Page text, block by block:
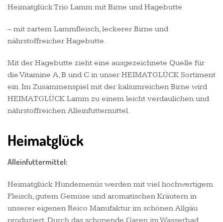
Heimatglück Trio Lamm mit Birne und Hagebutte
– mit zartem Lammfleisch, leckerer Birne und
nährstoffreicher Hagebutte.
Mit der Hagebutte zieht eine ausgezeichnete Quelle für
die Vitamine A, B und C in unser HEIMATGLÜCK Sortiment
ein. Im Zusammenspiel mit der kaliumreichen Birne wird
HEIMATGLÜCK Lamm zu einem leicht verdaulichen und
nährstoffreichen Alleinfuttermittel.
Heimatglück
Alleinfuttermittel:
Heimatglück Hundemenüs werden mit viel hochwertigem
Fleisch, gutem Gemüse und aromatischen Kräutern in
unserer eigenen Reico Manufaktur im schönen Allgäu
produziert. Durch das schonende Garen im Wasserbad